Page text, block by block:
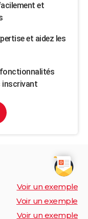
et
et aidez les
inscrivant
Voir un exemple
Voir un exemple
Voir un exemple